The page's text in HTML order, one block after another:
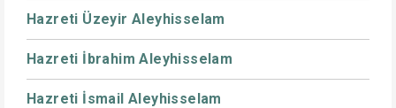
Hazreti Üzeyir Aleyhisselam
Hazreti İbrahim Aleyhisselam
Hazreti İsmail Aleyhisselam